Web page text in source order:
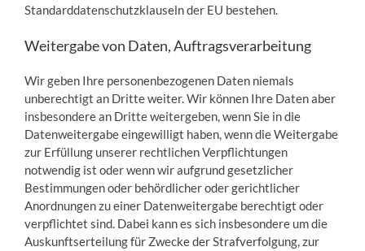
Standarddatenschutzklauseln der EU bestehen.
Weitergabe von Daten, Auftragsverarbeitung
Wir geben Ihre personenbezogenen Daten niemals
unberechtigt an Dritte weiter. Wir können Ihre Daten aber
insbesondere an Dritte weitergeben, wenn Sie in die
Datenweitergabe eingewilligt haben, wenn die Weitergabe
zur Erfüllung unserer rechtlichen Verpflichtungen
notwendig ist oder wenn wir aufgrund gesetzlicher
Bestimmungen oder behördlicher oder gerichtlicher
Anordnungen zu einer Datenweitergabe berechtigt oder
verpflichtet sind. Dabei kann es sich insbesondere um die
Auskunftserteilung für Zwecke der Strafverfolgung, zur